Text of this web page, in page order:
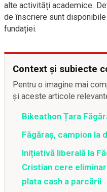
alte activități academice.
de înscriere sunt disponibile
fundației.
Context și subiecte
Pentru o imagine mai
și aceste articole
Bikeathon Țara
Făgăraș, campion la
Inițiativă liberală la
Cristian cere
plata cash a parcării